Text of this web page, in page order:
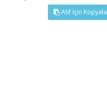
Atıf İçin Kopyala